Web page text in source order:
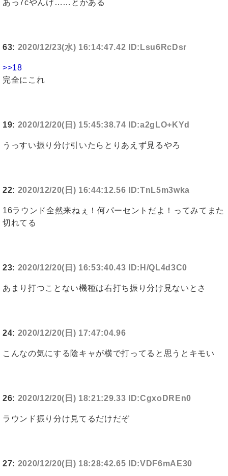
あっ7cやんけ……とかある
63: 2020/12/23(水) 16:14:47.42 ID:Lsu6RcDsr
>>18
完全にこれ
19: 2020/12/20(日) 15:45:38.74 ID:a2gLO+KYd
うっすい振り分け引いたらとりあえず見るやろ
22: 2020/12/20(日) 16:44:12.56 ID:TnL5m3wka
16ラウンド全然来ねぇ！何パーセントだよ！ってみてまた
切れてる
23: 2020/12/20(日) 16:53:40.43 ID:H/QL4d3C0
あまり打つことない機種は右打ち振り分け見ないとさ
24: 2020/12/20(日) 17:47:04.96
こんなの気にする陰キャが横で打ってると思うとキモい
26: 2020/12/20(日) 18:21:29.33 ID:CgxoDREn0
ラウンド振り分け見てるだけだぞ
27: 2020/12/20(日) 18:28:42.65 ID:VDF6mAE30